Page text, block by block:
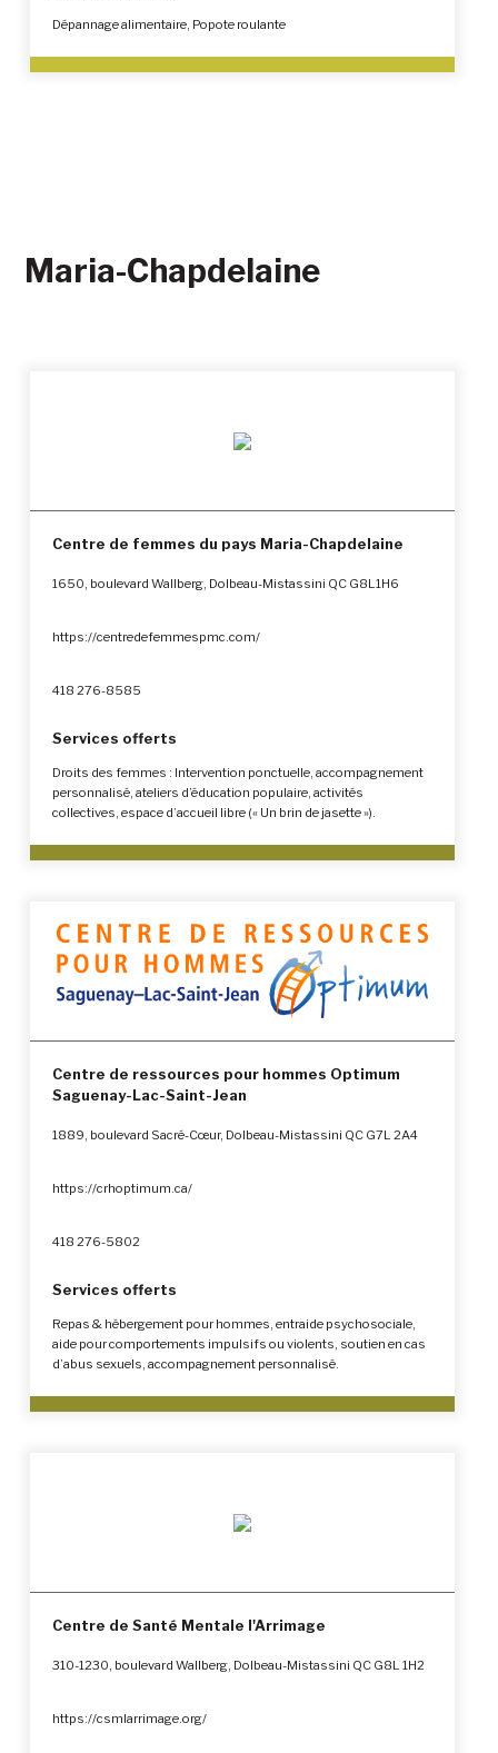
Dépannage alimentaire, Popote roulante
Maria-Chapdelaine
Centre de femmes du pays Maria-Chapdelaine
1650, boulevard Wallberg, Dolbeau-Mistassini QC G8L1H6
https://centredefemmespmc.com/
418 276-8585
Services offerts
Droits des femmes : Intervention ponctuelle, accompagnement
personnalisé, ateliers d’éducation populaire, activités
collectives, espace d’accueil libre (« Un brin de jasette »).
Centre de ressources pour hommes Optimum
Saguenay-Lac-Saint-Jean
1889, boulevard Sacré-Cœur, Dolbeau-Mistassini QC G7L 2A4
https://crhoptimum.ca/
418 276-5802
Services offerts
Repas & hébergement pour hommes, entraide psychosociale,
aide pour comportements impulsifs ou violents, soutien en cas
d’abus sexuels, accompagnement personnalisé.
Centre de Santé Mentale l'Arrimage
310-1230, boulevard Wallberg, Dolbeau-Mistassini QC G8L 1H2
https://csmlarrimage.org/